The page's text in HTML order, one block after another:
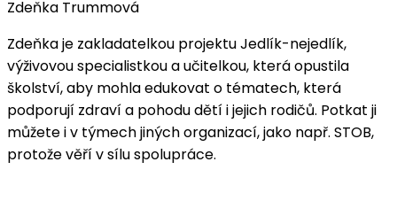
Zdeňka Trummová
Zdeňka je zakladatelkou projektu Jedlík-nejedlík,
výživovou specialistkou a učitelkou, která opustila
školství, aby mohla edukovat o tématech, která
podporují zdraví a pohodu dětí i jejich rodičů. Potkat ji
můžete i v týmech jiných organizací, jako např. STOB,
protože věří v sílu spolupráce.